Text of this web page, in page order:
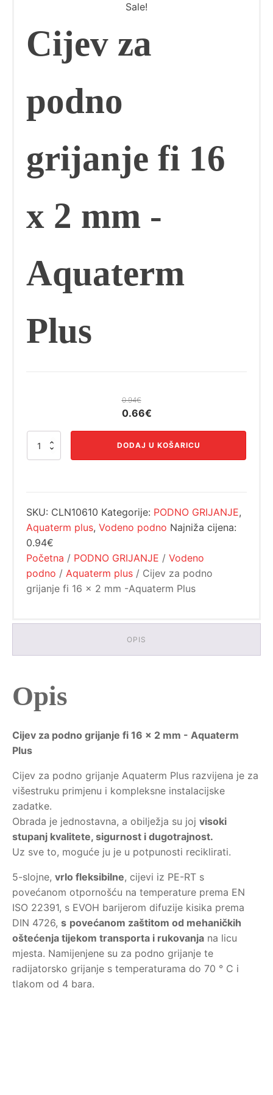
Sale!
Cijev za
podno
grijanje fi 16
x 2 mm -
Aquaterm
Plus
0.94€
Izvorna
cijena
bila
je:
0.66€Trenutna
cijena
je:
0.66€.
Cijev
x
2
mm
-
Aquaterm
Plus
količina
DODAJ U KOŠARICU
SKU: CLN10610 Kategorije: PODNO GRIJANJE,
Aquaterm plus, Vodeno podno Najniža cijena:
0.94€
Početna / PODNO GRIJANJE / Vodeno
podno / Aquaterm plus / Cijev za podno
grijanje fi 16 x 2 mm -Aquaterm Plus
OPIS
Opis
Cijev za podno grijanje fi 16 x 2 mm - Aquaterm
Plus
Cijev za podno grijanje Aquaterm Plus razvijena je za
višestruku primjenu i kompleksne instalacijske
zadatke.
Obrada je jednostavna, a obilježja su joj visoki
stupanj kvalitete, sigurnost i dugotrajnost.
Uz sve to, moguće ju je u potpunosti reciklirati.
5-slojne, vrlo fleksibilne, cijevi iz PE-RT s
povećanom otpornošću na temperature prema EN
ISO 22391, s EVOH barijerom difuzije kisika prema
DIN 4726, s povećanom zaštitom od mehaničkih
oštećenja tijekom transporta i rukovanja na licu
mjesta. Namijenjene su za podno grijanje te
radijatorsko grijanje s temperaturama do 70 ° C i
tlakom od 4 bara.